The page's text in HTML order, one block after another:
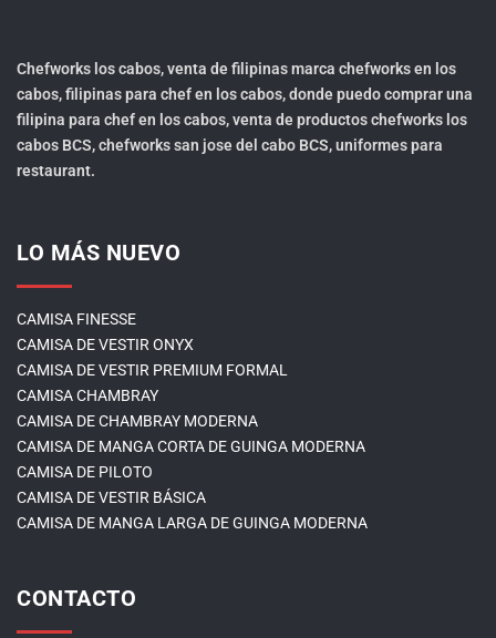
Chefworks los cabos, venta de filipinas marca chefworks en los
cabos, filipinas para chef en los cabos, donde puedo comprar una
filipina para chef en los cabos, venta de productos chefworks los
cabos BCS, chefworks san jose del cabo BCS, uniformes para
restaurant.
LO MÁS NUEVO
CAMISA FINESSE
CAMISA DE VESTIR ONYX
CAMISA DE VESTIR PREMIUM FORMAL
CAMISA CHAMBRAY
CAMISA DE CHAMBRAY MODERNA
CAMISA DE MANGA CORTA DE GUINGA MODERNA
CAMISA DE PILOTO
CAMISA DE VESTIR BÁSICA
CAMISA DE MANGA LARGA DE GUINGA MODERNA
CONTACTO